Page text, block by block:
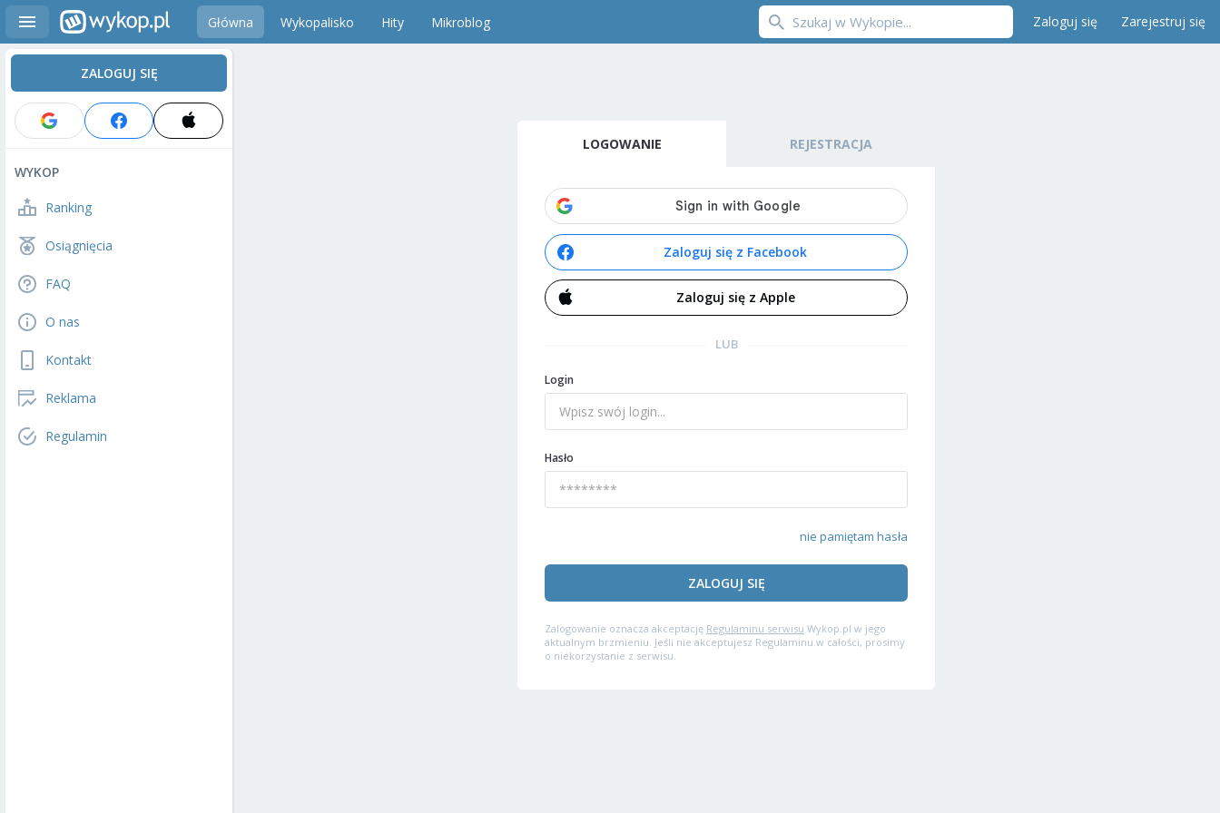
Główna Wykopalisko Hity Mikroblog Zaloguj się Zarejestruj się
ZALOGUJ SIĘ
WYKOP
Ranking
Osiągnięcia
FAQ
O nas
Kontakt
Reklama
Regulamin
LOGOWANIE REJESTRACJA
Zaloguj się z Facebook
Zaloguj się z Apple
LUB
Login
Hasło
nie pamiętam hasła
ZALOGUJ SIĘ
Zalogowanie oznacza akceptację Regulaminu serwisu Wykop.pl w jego
aktualnym brzmieniu. Jeśli nie akceptujesz Regulaminu w całości, prosimy
o niekorzystanie z serwisu.